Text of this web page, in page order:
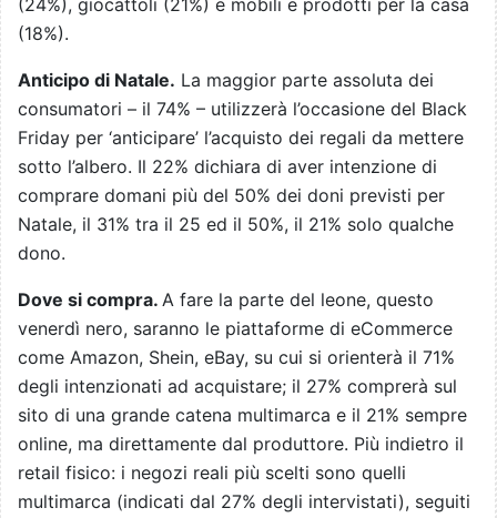
(24%), giocattoli (21%) e mobili e prodotti per la casa
(18%).
Anticipo di Natale. La maggior parte assoluta dei
consumatori – il 74% – utilizzerà l’occasione del Black
Friday per ‘anticipare’ l’acquisto dei regali da mettere
sotto l’albero. Il 22% dichiara di aver intenzione di
comprare domani più del 50% dei doni previsti per
Natale, il 31% tra il 25 ed il 50%, il 21% solo qualche
dono.
Dove si compra. A fare la parte del leone, questo
venerdì nero, saranno le piattaforme di eCommerce
come Amazon, Shein, eBay, su cui si orienterà il 71%
degli intenzionati ad acquistare; il 27% comprerà sul
sito di una grande catena multimarca e il 21% sempre
online, ma direttamente dal produttore. Più indietro il
retail fisico: i negozi reali più scelti sono quelli
multimarca (indicati dal 27% degli intervistati), seguiti